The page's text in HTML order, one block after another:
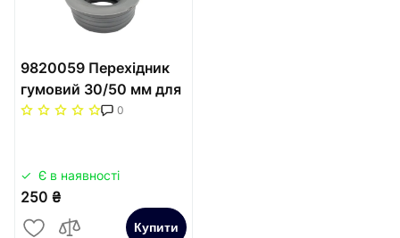
9820059 Перехідник
гумовий 30/50 мм для
TECEprofil
0
Є в наявності
250 ₴
Купити